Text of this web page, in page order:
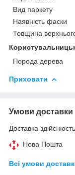
Вид паркету
Наявність фаски
Товщина
Порода дерева
Приховати
Умови доставки
Доставка
Нова Пошта
Всі умови